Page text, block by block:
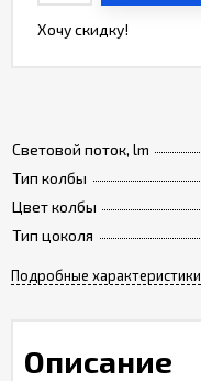
Световой поток, lm
Тип колбы
Цвет колбы
Тип цоколя
Подробные характеристики
Хочу скидку!
Описание